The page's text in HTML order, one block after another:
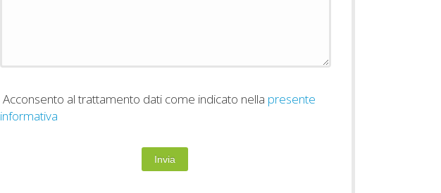
Acconsento al trattamento dati come indicato nella presente
informativa